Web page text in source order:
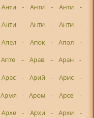
Анти - Анти - Анти
-
Анти - Анти - Анти
-
Апел - Апок - Апол
-
Апте - Арав - Аран
-
Арес - Арий - Арис
-
Армя - Аром - Арсе
-
Архе - Архи - Архи
-